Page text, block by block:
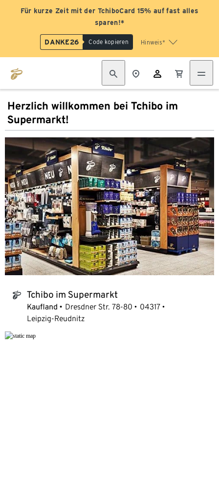
Für kurze Zeit mit der TchiboCard 15% auf fast alles
sparen!*
DANKE26 Code kopieren Hinweis*
Herzlich willkommen bei Tchibo im
Supermarkt!
tchibo_logo Tchibo im Supermarkt
Kaufland Dresdner Str. 78-80
04317
Leipzig-Reudnitz